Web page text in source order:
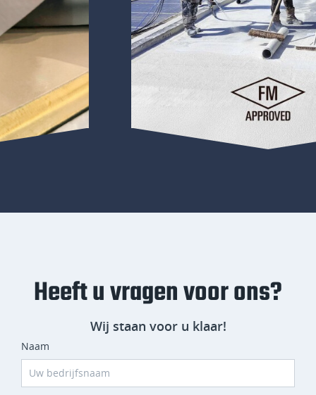
Heeft u vragen voor ons?
Wij staan voor u klaar!
Naam